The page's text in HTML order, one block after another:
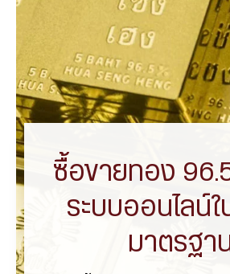
ซื้อขายทอง
ระบบออนไลน์ใ
มาตรฐา